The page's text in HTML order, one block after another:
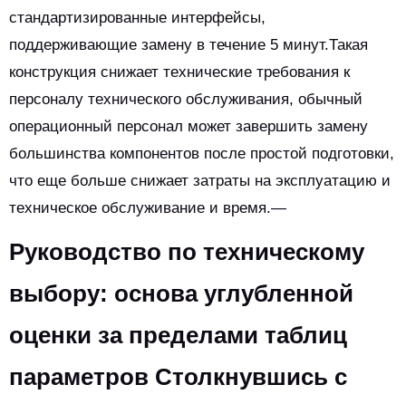
стандартизированные интерфейсы,
поддерживающие замену в течение 5 минут.Такая
конструкция снижает технические требования к
персоналу технического обслуживания, обычный
операционный персонал может завершить замену
большинства компонентов после простой подготовки,
что еще больше снижает затраты на эксплуатацию и
техническое обслуживание и время.—
Руководство по техническому
выбору: основа углубленной
оценки за пределами таблиц
параметров Столкнувшись с